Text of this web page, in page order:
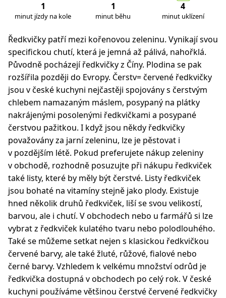
1
minut jízdy na kole
1
minut běhu
4
minut uklízení
Ředkvičky patří mezi kořenovou zeleninu. Vynikají svou
specifickou chutí, která je jemná až pálivá, nahořklá.
Původně pocházejí ředkvičky z Číny. Plodina se pak
rozšířila později do Evropy. Čerstv= červené ředkvičky
jsou v české kuchyni nejčastěji spojovány s čerstvým
chlebem namazaným máslem, posypaný na plátky
nakrájenými posolenými ředkvičkami a posypané
čerstvou pažitkou. I když jsou někdy ředkvičky
považovány za jarní zeleninu, lze je pěstovat i
v pozdějším létě. Pokud preferujete nákup zeleniny
v obchodě, rozhodně posuzujte při nákupu ředkviček
také listy, které by měly být čerstvé. Listy ředkviček
jsou bohaté na vitamíny stejně jako plody. Existuje
hned několik druhů ředkviček, liší se svou velikostí,
barvou, ale i chutí. V obchodech nebo u farmářů si lze
vybrat z ředkviček kulatého tvaru nebo polodlouhého.
Také se můžeme setkat nejen s klasickou ředkvičkou
červené barvy, ale také žluté, růžové, fialové nebo
černé barvy. Vzhledem k velkému množství odrůd je
ředkvička dostupná v obchodech po celý rok. V české
kuchyni používáme většinou čerstvé červené ředkvičky